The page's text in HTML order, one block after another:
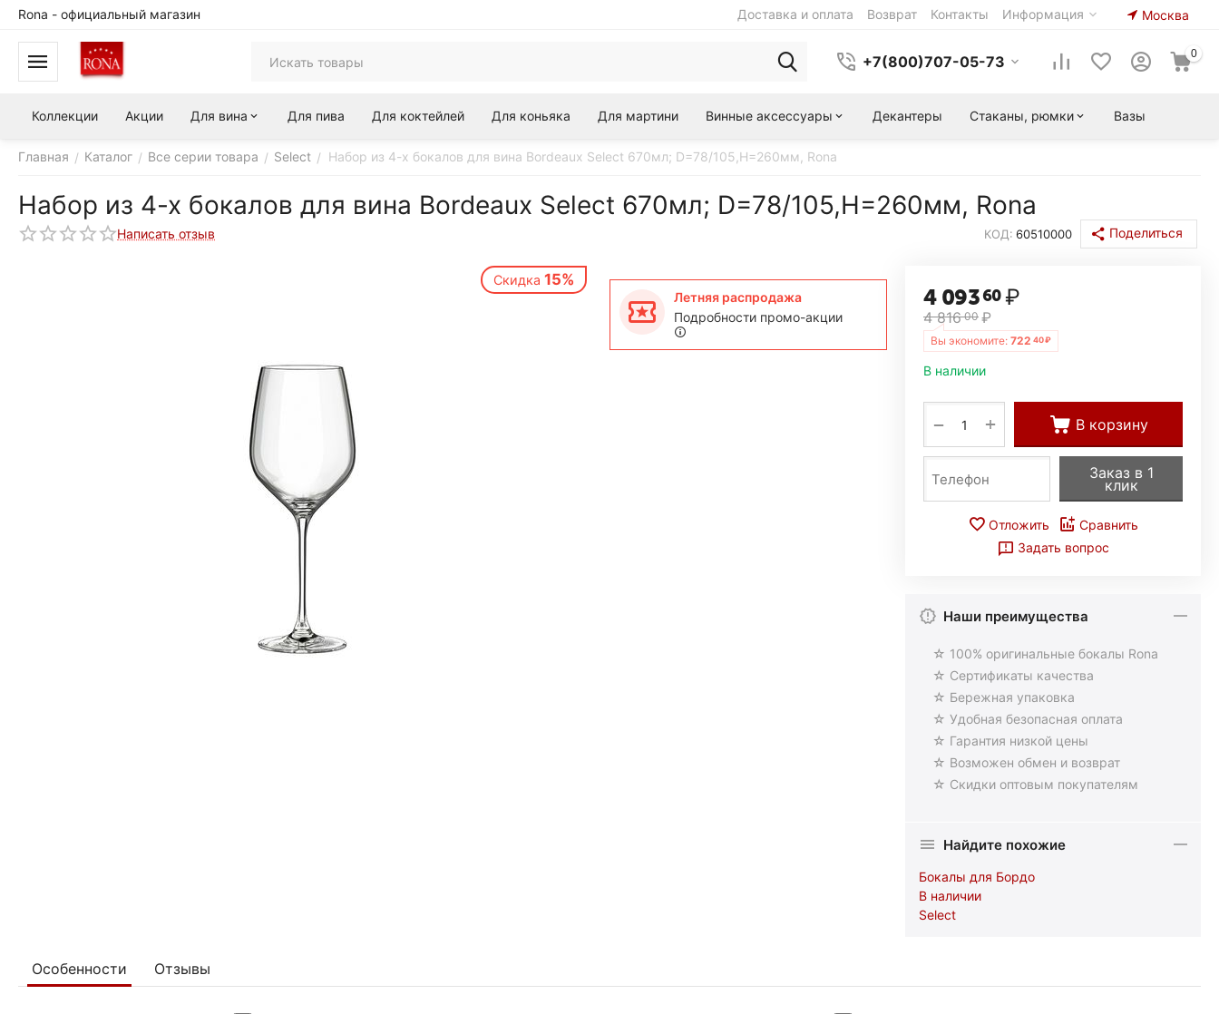
Rona - официальный магазин Москва
Доставка и оплата Возврат Контакты Информация
+7(800)707-05-73 0
Коллекции Акции Для вина Для пива Для коктейлей Для коньяка Для мартини Винные аксессуары Декантеры Стаканы, рюмки Вазы
Главная / Каталог / Все серии товара / Select / Набор из 4-х бокалов для вина Bordeaux Select 670мл; D=78/105,H=260мм, Rona
Набор из 4-х бокалов для вина Bordeaux Select 670мл; D=78/105,H=260мм, Rona
Написать отзыв КОД: 60510000 Поделиться
Летняя распродажа
Подробности промо-акции
4 09360₽
4 816 00 ₽
Вы экономите: 722 40₽
В наличии
+
− В корзину
Заказ в 1
клик
Отложить
Сравнить
Задать вопрос
Наши преимущества
☆ 100% оригинальные бокалы Rona
☆ Сертификаты качества
☆ Бережная упаковка
☆ Удобная безопасная оплата
☆ Гарантия низкой цены
☆ Возможен обмен и возврат
☆ Скидки оптовым покупателям
Найдите похожие
Бокалы для Бордо
В наличии
Select
Особенности Отзывы